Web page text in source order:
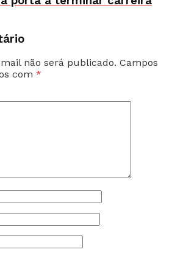
não será publicado. Campos
com *